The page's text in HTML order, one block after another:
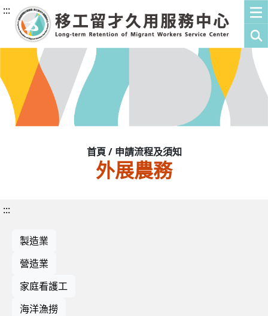
:::
首頁 / 申請流程及須知
外展農務
:::
製造業
營造業
家庭看護工
海洋漁撈